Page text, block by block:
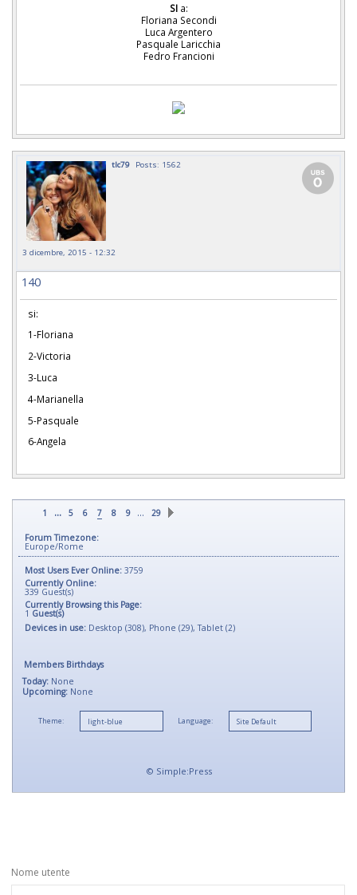
SIa:
Floriana Secondi
Luca Argentero
Pasquale Laricchia
Fedro Francioni
tlc79 Posts: 1562
3 dicembre, 2015 - 12:32
140
si:
1-Floriana
2-Victoria
3-Luca
4-Marianella
5-Pasquale
6-Angela
1 ... 5 6 7 8 9 … 29
Forum Timezone:
Europe/Rome
Most Users Ever Online: 3759
Currently Online:
339 Guest(s)
Currently Browsing this Page:
1 Guest(s)
Devices in use: Desktop (308), Phone (29), Tablet (2)
Members Birthdays
Today: None
Upcoming: None
Theme: Language:
© Simple:Press
Nome utente